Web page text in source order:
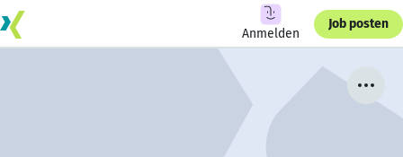
Anmelden
Job posten